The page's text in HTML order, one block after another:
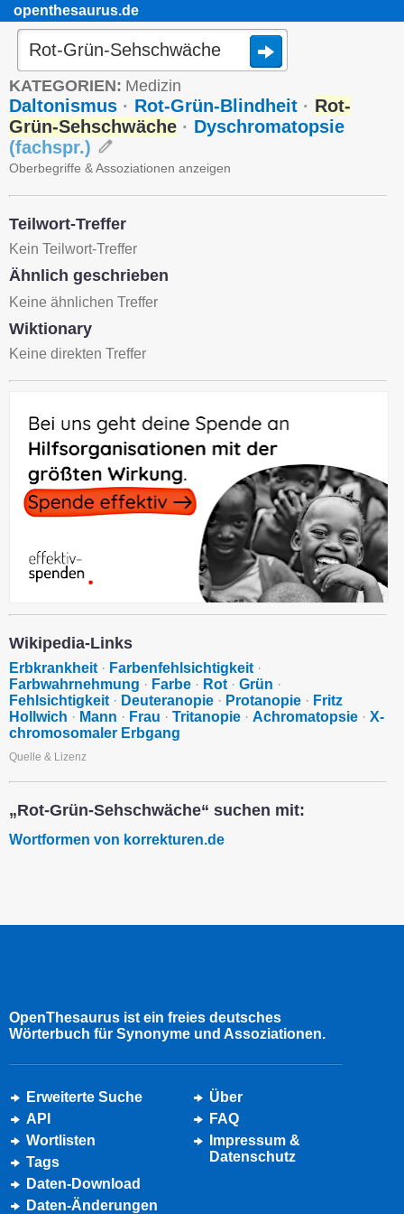
openthesaurus.de
KATEGORIEN: Medizin
Daltonismus · Rot-Grün-Blindheit · Rot-
Grün-Sehschwäche · Dyschromatopsie
(fachspr.)
Oberbegriffe & Assoziationen anzeigen
Teilwort-Treffer
Kein Teilwort-Treffer
Ähnlich geschrieben
Keine ähnlichen Treffer
Wiktionary
Keine direkten Treffer
Wikipedia-Links
Erbkrankheit · Farbenfehlsichtigkeit ·
Farbwahrnehmung · Farbe · Rot · Grün ·
Fehlsichtigkeit · Deuteranopie · Protanopie · Fritz
Hollwich · Mann · Frau · Tritanopie · Achromatopsie · X-
chromosomaler Erbgang
Quelle & Lizenz
„Rot-Grün-Sehschwäche“ suchen mit:
Wortformen von korrekturen.de
OpenThesaurus ist ein freies deutsches
Wörterbuch für Synonyme und Assoziationen.
Erweiterte Suche
API
Wortlisten
Tags
Daten-Download
Daten-Änderungen
Über
FAQ
Impressum &
Datenschutz